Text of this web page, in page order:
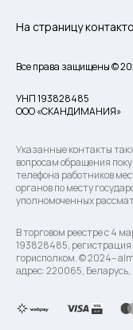
На страницу
Все права защищены ©
УНП 193828485
ООО «СКАНДИМАНИЯ»
Указанные контакты
вопросам обращения
телефона работников
органов по месту
уполномоченных
В торговом реестре с 4
193828485,
горисполком. © 2024–
адрес: 220065,